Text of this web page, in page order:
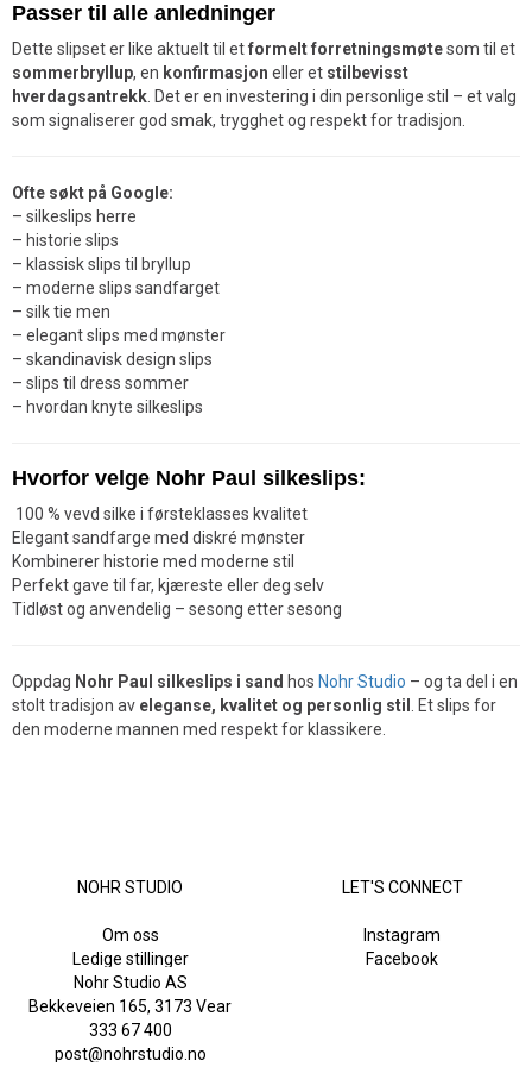
Passer til alle anledninger
Dette slipset er like aktuelt til etformelt forretningsmøtesom til et
sommerbryllup, en konfirmasjon eller et stilbevisst
hverdagsantrekk . Det er en investering i din personlige stil – et valg
som signaliserer god smak, trygghet og respekt for tradisjon.
Ofte søkt på Google:
– silkeslips herre
– historie slips
– klassisk slips til bryllup
– moderne slips sandfarget
– silk tie men
– elegant slips med mønster
– skandinavisk design slips
– slips til dress sommer
– hvordan knyte silkeslips
Hvorfor velge Nohr Paul silkeslips:
100 % vevd silke i førsteklasses kvalitet
Elegant sandfarge med diskré mønster
Kombinerer historie med moderne stil
Perfekt gave til far, kjæreste eller deg selv
Tidløst og anvendelig – sesong etter sesong
Oppdag Nohr Paul silkeslips i sand hos Nohr Studio – og ta del i en
stolt tradisjon av eleganse, kvalitet og personlig stil
. Et slips for
den moderne mannen med respekt for klassikere.
NOHR STUDIO
Om oss
Ledige stillinger
LET'S CONNECT
Instagram
Facebook
Nohr Studio AS
Bekkeveien 165, 3173 Vear
333 67 400
post@nohrstudio.no